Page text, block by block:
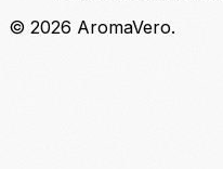
© 2026 AromaVero.